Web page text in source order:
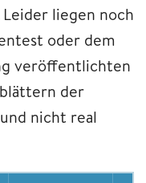
liegen noch
oder dem
veröffentlichten
der
nicht real